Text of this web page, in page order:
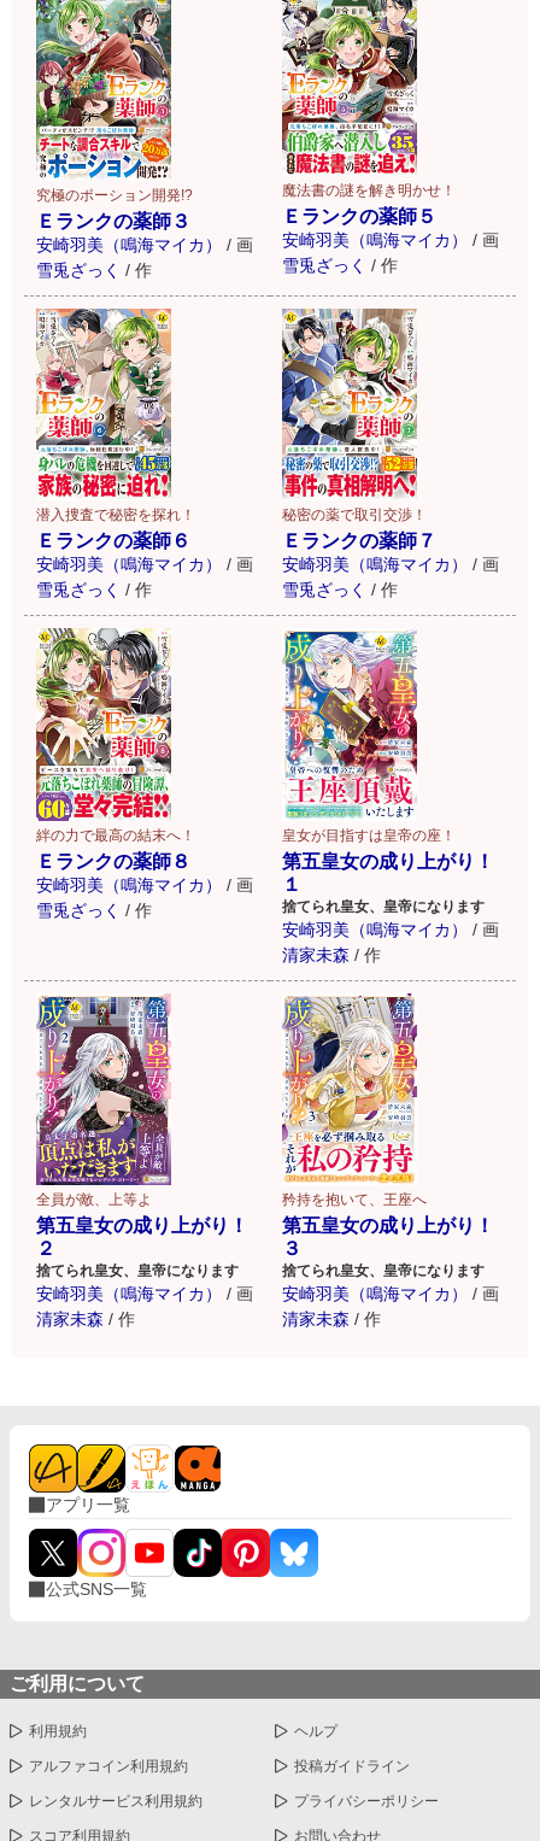
究極のポーション開発!?
Ｅランクの薬師３
安崎羽美（鳴海マイカ） / 画
雪兎ざっく / 作
魔法書の謎を解き明かせ！
Ｅランクの薬師５
安崎羽美（鳴海マイカ） / 画
雪兎ざっく / 作
潜入捜査で秘密を探れ！
Ｅランクの薬師６
安崎羽美（鳴海マイカ） / 画
雪兎ざっく / 作
秘密の薬で取引交渉！
Ｅランクの薬師７
安崎羽美（鳴海マイカ） / 画
雪兎ざっく / 作
絆の力で最高の結末へ！
Ｅランクの薬師８
安崎羽美（鳴海マイカ） / 画
雪兎ざっく / 作
皇女が目指すは皇帝の座！
第五皇女の成り上がり！
１
捨てられ皇女、皇帝になります
安崎羽美（鳴海マイカ） / 画
清家未森 / 作
全員が敵、上等よ
第五皇女の成り上がり！
２
捨てられ皇女、皇帝になります
安崎羽美（鳴海マイカ） / 画
清家未森 / 作
矜持を抱いて、王座へ
第五皇女の成り上がり！
３
捨てられ皇女、皇帝になります
安崎羽美（鳴海マイカ） / 画
清家未森 / 作
アプリ一覧
公式SNS一覧
ご利用について
利用規約 ヘルプ
アルファコイン利用規約 投稿ガイドライン
レンタルサービス利用規約 プライバシーポリシー
スコア利用規約 お問い合わせ